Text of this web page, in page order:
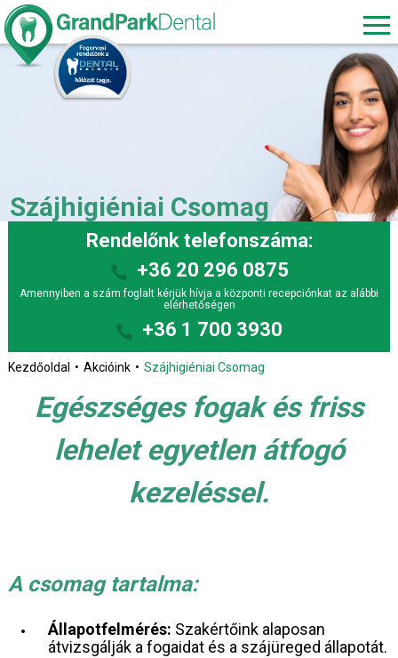
Szájhigiéniai Csomag
Rendelőnk telefonszáma:
+36 20 296 0875
Amennyiben a szám foglalt kérjük hívja a központi recepciónkat az alábbi
elérhetőségen
+36 1 700 3930
Kezdőoldal Akcióink Szájhigiéniai Csomag
Egészséges fogak és friss
lehelet egyetlen átfogó
kezeléssel.
A csomag tartalma:
Állapotfelmérés: Szakértőink alaposan
átvizsgálják a fogaidat és a szájüreged állapotát.